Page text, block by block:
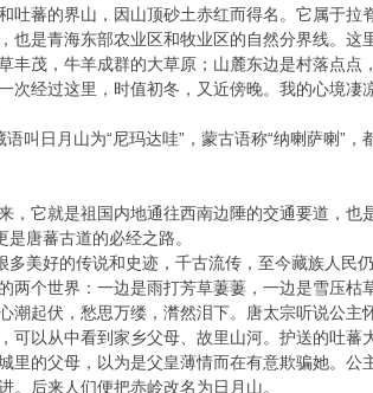
吐蕃的界山，因山顶砂土赤红而得名。它属于
也是青海东部农业区和牧业区的自然分界线。
丰茂，牛羊成群的大草原；山麓东边是村落点
次经过这里，时值初冬，又近傍晚。我的心境
叫日月山为“尼玛达哇”，蒙古语称“纳喇萨喇”，
，它就是祖国内地通往西南边陲的交通要道，
唐蕃古道的必经之路。
美好的传说和史迹，千古流传，至今藏族人民
两个世界：一边是雨打芳草萋萋，一边是雪压枯
潮起伏，愁思万缕，潸然泪下。唐太宗听说公
可以从中看到家乡父母、故里山河。护送的吐
里的父母，以为是父皇薄情而在有意欺骗她。
后来人们便把赤岭改名为日月山。